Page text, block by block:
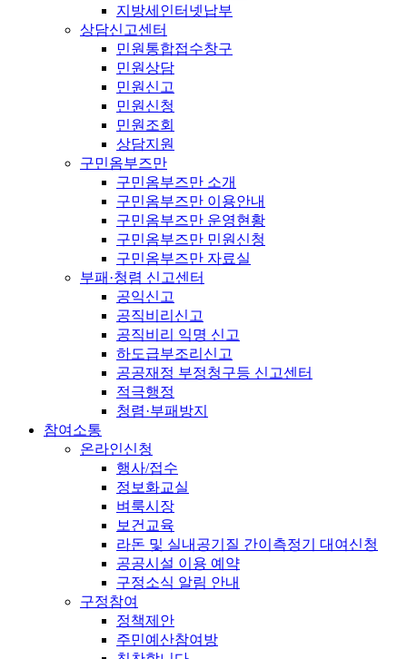
지방세인터넷납부
상담신고센터
민원통합접수창구
민원상담
민원신고
민원신청
민원조회
상담지원
구민옴부즈만
구민옴부즈만 소개
구민옴부즈만 이용안내
구민옴부즈만 운영현황
구민옴부즈만 민원신청
구민옴부즈만 자료실
부패·청렴 신고센터
공익신고
공직비리신고
공직비리 익명 신고
하도급부조리신고
공공재정 부정청구등 신고센터
적극행정
청렴·부패방지
참여소통
온라인신청
행사/접수
정보화교실
벼룩시장
보건교육
라돈 및 실내공기질 간이측정기 대여신청
공공시설 이용 예약
구정소식 알림 안내
구정참여
정책제안
주민예산참여방